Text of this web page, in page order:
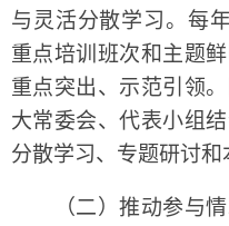
与灵活分散学习。每
重点培训班次和主题
重点突出、示范引领
大常委会、代表小组
分散学习、专题研讨和
（二）推动参与情